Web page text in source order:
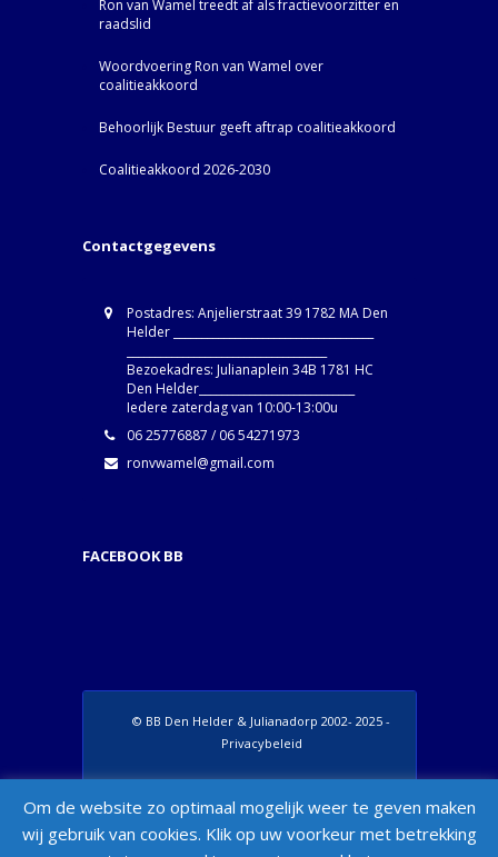
Ron van Wamel treedt af als fractievoorzitter en
raadslid
Woordvoering Ron van Wamel over
coalitieakkoord
Behoorlijk Bestuur geeft aftrap coalitieakkoord
Coalitieakkoord 2026-2030
Contactgegevens
Postadres: Anjelierstraat 39 1782 MA Den
Helder ____________________________________
Bezoekadres: Julianaplein 34B 1781 HC
Den Helder____________________________
Iedere zaterdag van 10:00-13:00u
06 25776887 / 06 54271973
ronvwamel@gmail.com
FACEBOOK BB
© BB Den Helder & Julianadorp 2002- 2025 -
Privacybeleid
Appearance > Menus > "Manage Locations"
Om de website zo optimaal mogelijk weer te geven maken
wij gebruik van cookies. Klik op uw voorkeur met betrekking